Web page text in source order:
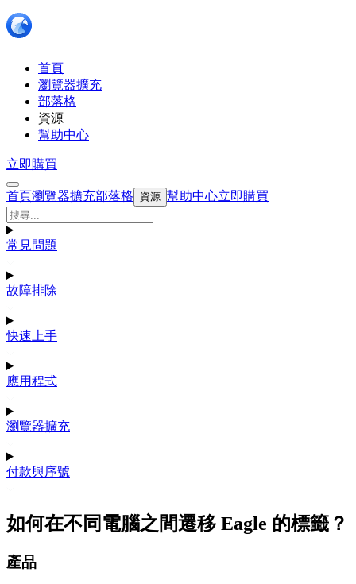
首頁
瀏覽器擴充
部落格
資源
幫助中心
立即購買
首頁瀏覽器擴充部落格 資源 幫助中心立即購買
常見問題
故障排除
快速上手
應用程式
瀏覽器擴充
付款與序號
如何在不同電腦之間遷移 Eagle 的標籤？
產品